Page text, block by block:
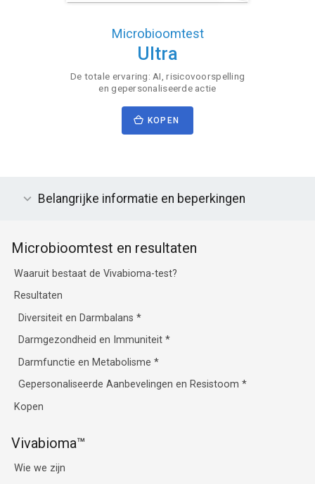
Microbioomtest
Ultra
De totale ervaring: AI, risicovoorspelling
en gepersonaliseerde actie
KOPEN
Belangrijke informatie en beperkingen
Microbioomtest en resultaten
Waaruit bestaat de Vivabioma-test?
Resultaten
Diversiteit en Darmbalans*
Darmgezondheid en Immuniteit*
Darmfunctie en Metabolisme*
Gepersonaliseerde Aanbevelingen en Resistoom*
Kopen
Vivabioma™
Wie we zijn